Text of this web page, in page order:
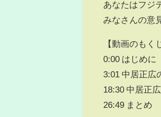
あなたはフジ
みなさんの意
【動画のもく
0:00 はじめに
3:01 中居正広
18:30 中居正
26:49 まとめ